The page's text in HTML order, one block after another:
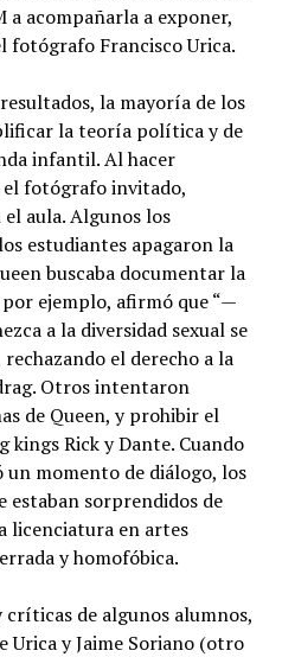
a acompañarla a exponer,
fotógrafo Francisco Urica.
la mayoría de los
la teoría política y de
infantil. Al hacer
el fotógrafo invitado,
aula. Algunos los
estudiantes apagaron la
buscaba documentar la
ejemplo, afirmó que “—
a la diversidad sexual se
el derecho a la
Otros intentaron
de Queen, y prohibir el
kings Rick y Dante. Cuando
un momento de diálogo, los
estaban sorprendidos de
licenciatura en artes
y homofóbica.
críticas de algunos alumnos,
Urica y Jaime Soriano (otro